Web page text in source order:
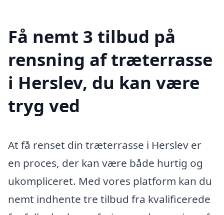
Få nemt 3 tilbud på
rensning af træterrasse
i Herslev, du kan være
tryg ved
At få renset din træterrasse i Herslev er
en proces, der kan være både hurtig og
ukompliceret. Med vores platform kan du
nemt indhente tre tilbud fra kvalificerede